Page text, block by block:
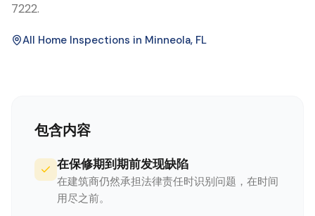
7222.
All Home Inspections in Minneola, FL
包含内容
在保修期到期前发现缺陷
在建筑商仍然承担法律责任时识别问题，在时间
用尽之前。